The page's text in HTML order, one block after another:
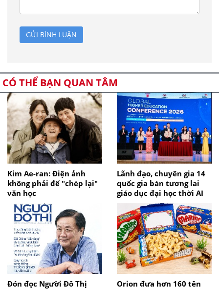
GỬI BÌNH LUẬN
CÓ THỂ BẠN QUAN TÂM
Kim Ae-ran: Điện ảnh
không phải để "chép lại"
văn học
Lãnh đạo, chuyên gia 14
quốc gia bàn tương lai
giáo dục đại học thời AI
Đón đọc Người Đô Thị
Orion đưa hơn 160 tên